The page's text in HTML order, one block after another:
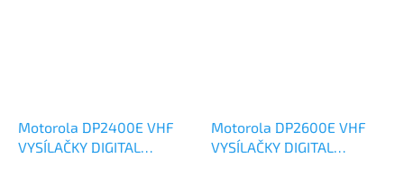
Motorola DP2400E VHF
VYSÍLAČKY DIGITAL
Motorola DP2600E VHF
VYSÍLAČKY DIGITAL